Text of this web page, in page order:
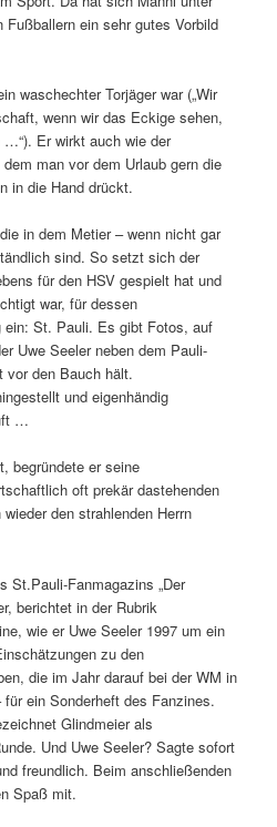
ein sehr gutes Vorbild
waschechter Torjäger war („Wir
wenn wir das Eckige sehen,
Er wirkt auch wie der
man vor dem Urlaub gern die
in die Hand drückt.
in dem Metier – wenn nicht gar
sind. So setzt sich der
für den HSV gespielt hat und
war, für dessen
ein: St. Pauli. Es gibt Fotos, auf
Uwe Seeler neben dem Pauli-
vor den Bauch hält.
und eigenhändig
…
begründete er seine
oft prekär dastehenden
den strahlenden Herrn
St.Pauli-Fanmagazins „Der
berichtet in der Rubrik
wie er Uwe Seeler 1997 um ein
zu den
die im Jahr darauf bei der WM in
ein Sonderheft des Fanzines.
Glindmeier als
Und Uwe Seeler? Sagte sofort
freundlich. Beim anschließenden
Spaß mit.